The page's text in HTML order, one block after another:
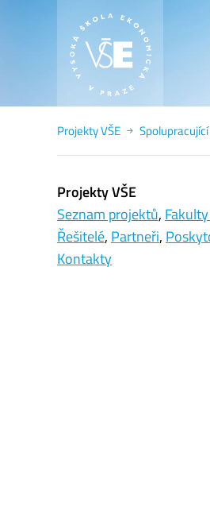
Projekty VŠE
Projekty VŠE
Seznam projektů,
Řešitelé, Partneři,
Kontakty